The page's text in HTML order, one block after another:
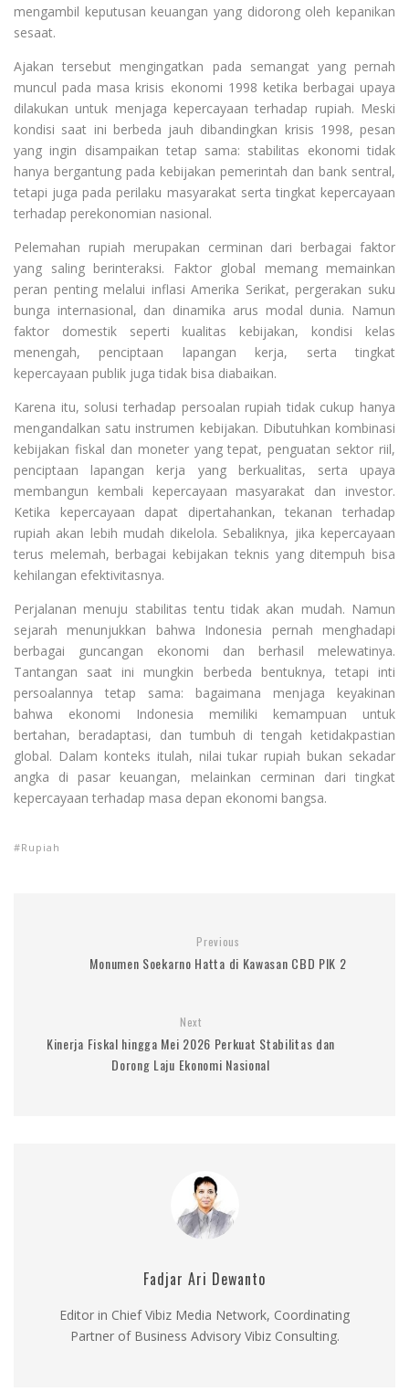
mengambil keputusan keuangan yang didorong oleh kepanikan
sesaat.
Ajakan tersebut mengingatkan pada semangat yang pernah
muncul pada masa krisis ekonomi 1998 ketika berbagai upaya
dilakukan untuk menjaga kepercayaan terhadap rupiah. Meski
kondisi saat ini berbeda jauh dibandingkan krisis 1998, pesan
yang ingin disampaikan tetap sama: stabilitas ekonomi tidak
hanya bergantung pada kebijakan pemerintah dan bank sentral,
tetapi juga pada perilaku masyarakat serta tingkat kepercayaan
terhadap perekonomian nasional.
Pelemahan rupiah merupakan cerminan dari berbagai faktor
yang saling berinteraksi. Faktor global memang memainkan
peran penting melalui inflasi Amerika Serikat, pergerakan suku
bunga internasional, dan dinamika arus modal dunia. Namun
faktor domestik seperti kualitas kebijakan, kondisi kelas
menengah, penciptaan lapangan kerja, serta tingkat
kepercayaan publik juga tidak bisa diabaikan.
Karena itu, solusi terhadap persoalan rupiah tidak cukup hanya
mengandalkan satu instrumen kebijakan. Dibutuhkan kombinasi
kebijakan fiskal dan moneter yang tepat, penguatan sektor riil,
penciptaan lapangan kerja yang berkualitas, serta upaya
membangun kembali kepercayaan masyarakat dan investor.
Ketika kepercayaan dapat dipertahankan, tekanan terhadap
rupiah akan lebih mudah dikelola. Sebaliknya, jika kepercayaan
terus melemah, berbagai kebijakan teknis yang ditempuh bisa
kehilangan efektivitasnya.
Perjalanan menuju stabilitas tentu tidak akan mudah. Namun
sejarah menunjukkan bahwa Indonesia pernah menghadapi
berbagai guncangan ekonomi dan berhasil melewatinya.
Tantangan saat ini mungkin berbeda bentuknya, tetapi inti
persoalannya tetap sama: bagaimana menjaga keyakinan
bahwa ekonomi Indonesia memiliki kemampuan untuk
bertahan, beradaptasi, dan tumbuh di tengah ketidakpastian
global. Dalam konteks itulah, nilai tukar rupiah bukan sekadar
angka di pasar keuangan, melainkan cerminan dari tingkat
kepercayaan terhadap masa depan ekonomi bangsa.
Rupiah
Previous
Monumen Soekarno Hatta di Kawasan CBD PIK 2
Next
Kinerja Fiskal hingga Mei 2026 Perkuat Stabilitas dan
Dorong Laju Ekonomi Nasional
Fadjar Ari Dewanto
Editor in Chief Vibiz Media Network, Coordinating
Partner of Business Advisory Vibiz Consulting.